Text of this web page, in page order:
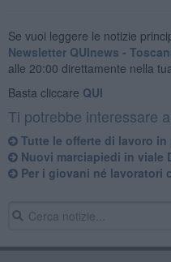
Se vuoi leggere le notizie
Newsletter QUInews -
alle 20:00 direttamente nella
Basta cliccare QUI
Ti potrebbe interessare
​Tutte le offerte di lavoro in
Nuovi marciapiedi in viale
Per i giovani né lavoratori